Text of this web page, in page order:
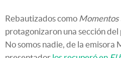
Rebautizados como Momentos
protagonizaron una sección
No somos nadie, de la emisora